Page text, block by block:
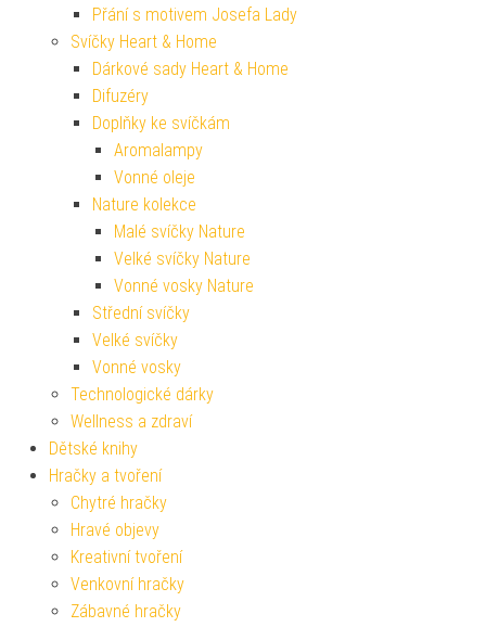
Přání s motivem Josefa Lady
Svíčky Heart & Home
Dárkové sady Heart & Home
Difuzéry
Doplňky ke svíčkám
Aromalampy
Vonné oleje
Nature kolekce
Malé svíčky Nature
Velké svíčky Nature
Vonné vosky Nature
Střední svíčky
Velké svíčky
Vonné vosky
Technologické dárky
Wellness a zdraví
Dětské knihy
Hračky a tvoření
Chytré hračky
Hravé objevy
Kreativní tvoření
Venkovní hračky
Zábavné hračky